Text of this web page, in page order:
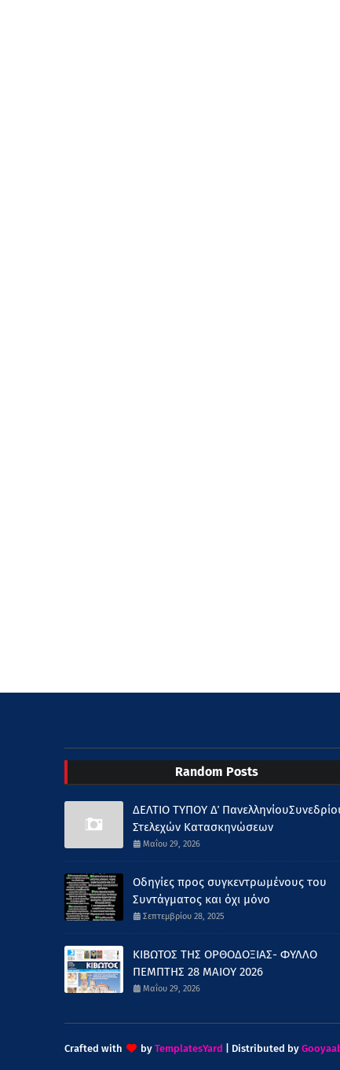
Random Posts
ΔΕΛΤΙΟ ΤΥΠΟΥ Δ΄
Στελεχών Κατασκηνώσεων
Μαΐου 29, 2026
Οδηγίες προς συγκεντρωμένους του
Συντάγματος και όχι μόνο
Σεπτεμβρίου 28, 2025
ΚΙΒΩΤΟΣ ΤΗΣ ΟΡΘΟΔΟΞΙΑΣ- ΦΥΛΛΟ
ΠΕΜΠΤΗΣ 28 ΜΑΙΟΥ 2026
Μαΐου 29, 2026
Crafted with by TemplatesYard | Distributed by